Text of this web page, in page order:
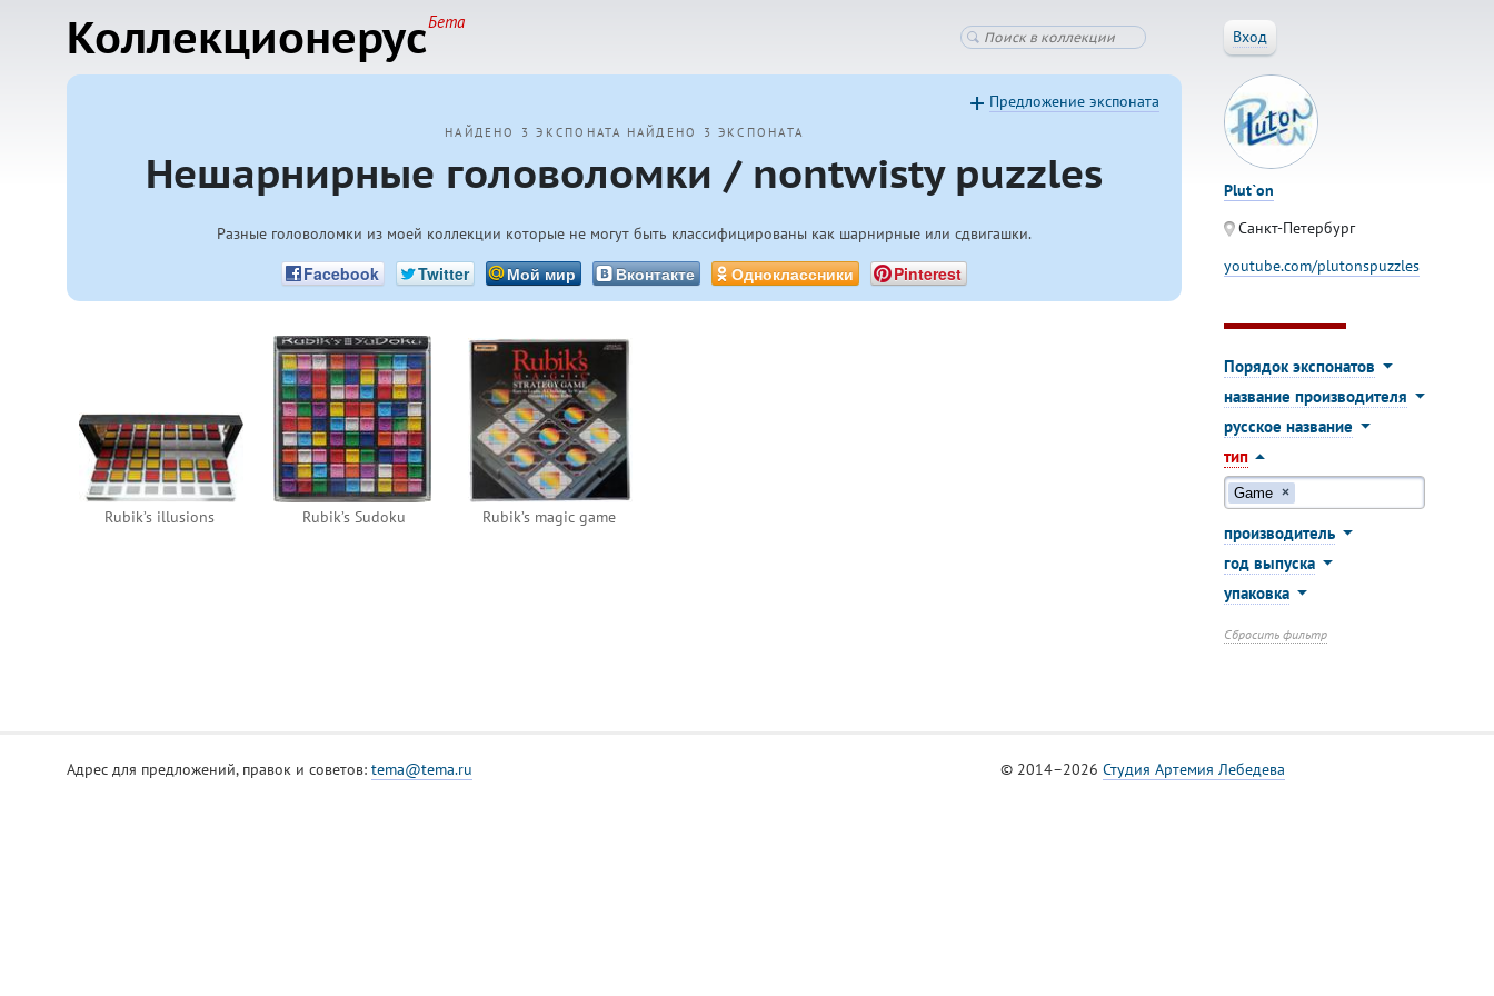
КоллекционерусБета
Вход
НАЙДЕНО 3 ЭКСПОНАТА НАЙДЕНО 3 ЭКСПОНАТА
Нешарнирные головоломки / nontwisty puzzles
Разные головоломки из моей коллекции которые не могут быть классифицированы как шарнирные или сдвигашки.
Facebook Twitter Мой мир Вконтакте Одноклассники Pinterest
Предложение экспоната
Plut`on
Санкт-Петербург
youtube.com/plutonspuzzles
Rubik’s illusions Rubik’s Sudoku Rubik’s magic game
Порядок экспонатов
название производителя
русское название
тип
Game ×
производитель
год выпуска
упаковка
Сбросить фильтр
Адрес для предложений, правок и советов: tema@tema.ru © 2014–2026Студия Артемия Лебедева